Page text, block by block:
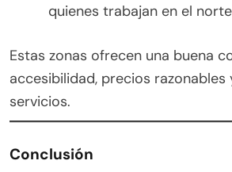
quienes trabajan en el
Estas zonas ofrecen una buena
accesibilidad, precios
servicios.
Conclusión